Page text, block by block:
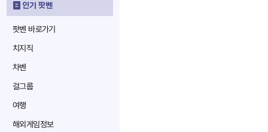
인기 팟벤
팟벤 바로가기
치지직
차벤
걸그룹
여행
해외게임정보